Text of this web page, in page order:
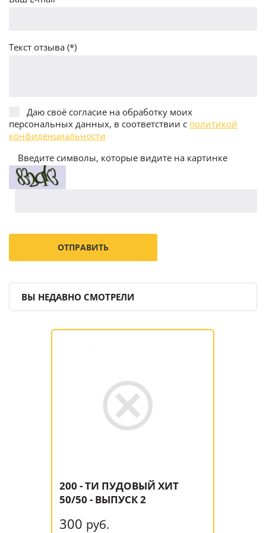
Текст отзыва (*)
Даю своё согласие на обработку моих
персональных данных, в соответствии с политикой
конфиденциальности
Введите символы, которые видите на картинке
ВЫ НЕДАВНО СМОТРЕЛИ
200 - ТИ ПУДОВЫЙ ХИТ
50/50 - ВЫПУСК 2
300 руб.